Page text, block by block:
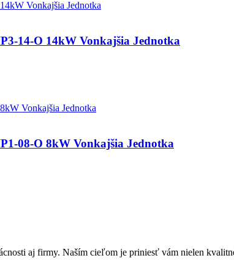
14-O 14kW Vonkajšia Jednotka
08-O 8kW Vonkajšia Jednotka
aj firmy. Naším cieľom je priniesť vám nielen